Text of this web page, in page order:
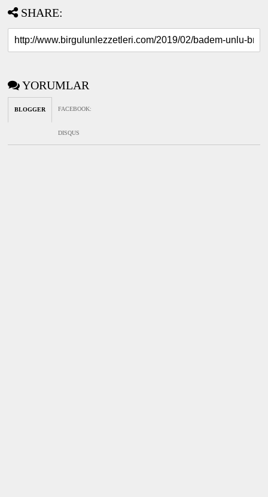
SHARE:
YORUMLAR
BLOGGER FACEBOOK:
DISQUS